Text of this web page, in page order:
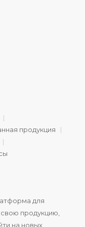
продукция
для
продукцию,
на новых